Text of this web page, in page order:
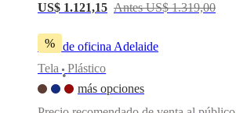
US$ 1.121,15 Antes US$ 1.319,00
%
Silla de oficina Adelaide
Tela
•
Plástico
más opciones